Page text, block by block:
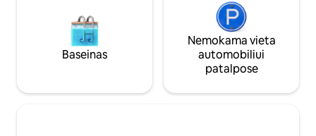
Baseinas
Nemokama vieta
automobiliui
patalpose